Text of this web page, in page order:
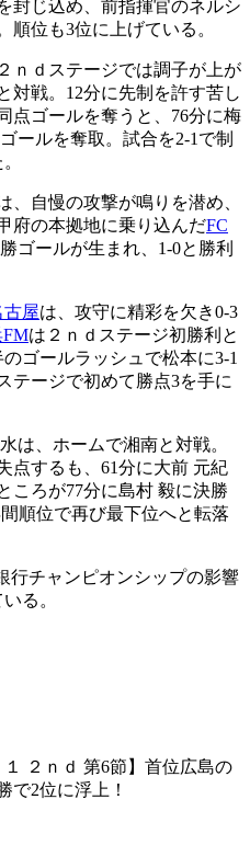
封じ込め、前指揮官のネルシ
順位も3位に上げている。
ｎｄステージでは調子が上が
対戦。12分に先制を許す苦し
点ゴールを奪うと、76分に梅
ールを奪取。試合を2-1で制
、自慢の攻撃が鳴りを潜め、
府の本拠地に乗り込んだFC
ゴールが生まれ、1-0と勝利
古屋は、攻守に精彩を欠き0-3
は２ｎｄステージ初勝利と
ゴールラッシュで松本に3-1
テージで初めて勝点3を手に
は、ホームで湘南と対戦。
点するも、61分に大前 元紀
ころが77分に島村 毅に決勝
順位で再び最下位へと転落
行チャンピオンシップの影響
る。
１ ２ｎｄ 第6節】首位広島の
で2位に浮上！